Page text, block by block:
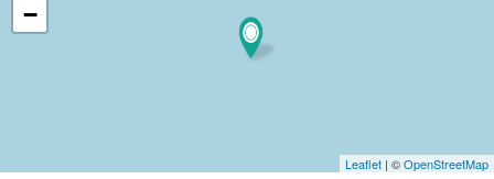
−
Leaflet | ©OpenStreetMap